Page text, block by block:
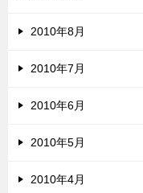
2010年8月
2010年7月
2010年6月
2010年5月
2010年4月